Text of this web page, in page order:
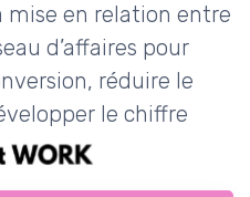
en relation entre
d’affaires pour
réduire le
le chiffre